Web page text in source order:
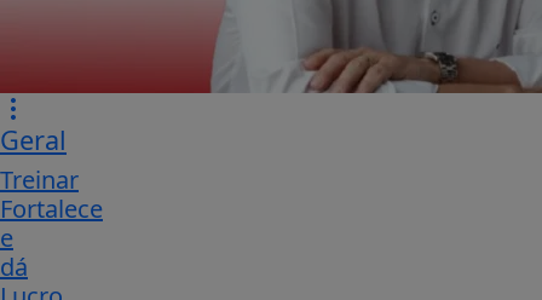
Geral
Treinar
Fortalece
e
dá